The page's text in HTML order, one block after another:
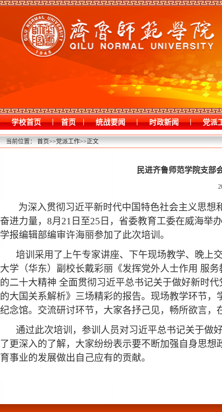
学校首页 | 首页 | 统战要闻 | 时政新闻 | 党派
当前位置：首页>>党派工作>>正文
民进齐鲁师范学院支部
为深入贯彻习近平新时代中国特色社会主义思
奋进力量，8月21日至25日，省委教育工委在威海举
学报编辑部编审许海丽参加了此次培训。
培训 采用了上午专家讲座、下午现场教学、晚上
大学（华东）副校长戴彩丽《发挥党外人士作用 服
的二十大精神 全面贯彻习近平总书记关于做好新时
的大国关系解析》三场精彩的报告。现场教学环节
纪念馆。交流研讨环节，大家各抒己见，畅所欲言，
通过此次培训，参训人员对习近平总书记关于做
了更深入的了解，大家纷纷表示要不断加强自身思
育事业的发展做出自己应有的贡献。